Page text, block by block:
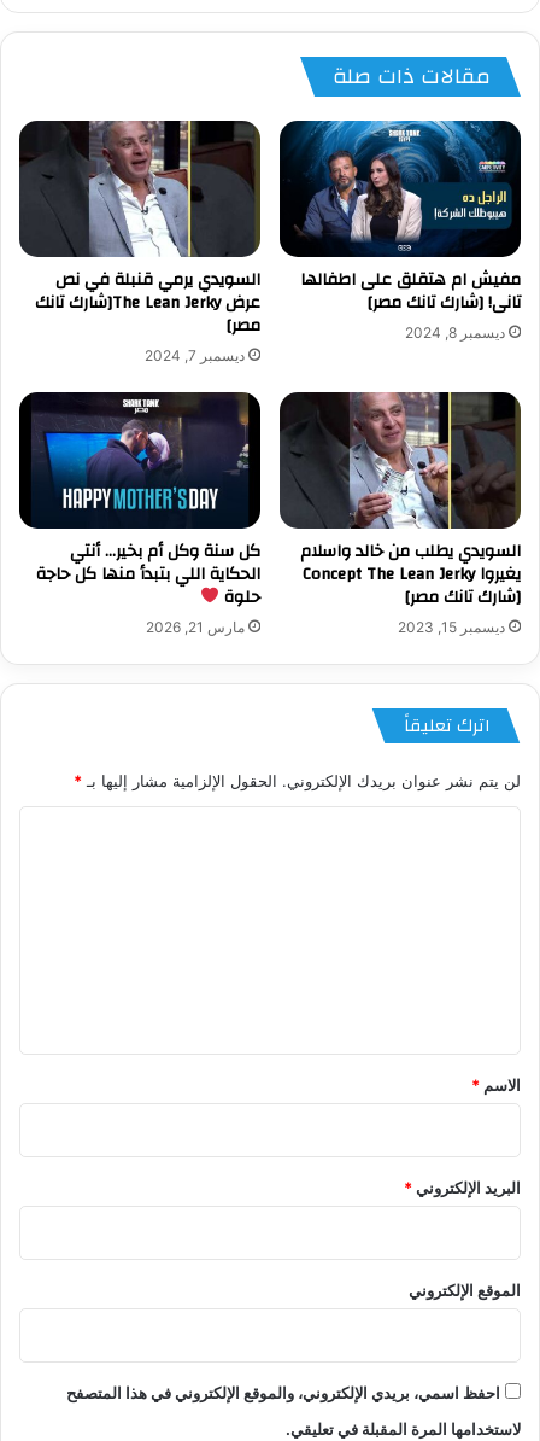
مقالات ذات صلة
مفيش ام هتقلق على اطفالها
تانى! [شارك تانك مصر]
ديسمبر 8, 2024
السويدي يرمي قنبلة في نص
عرض The Lean Jerky[شارك تانك
مصر]
ديسمبر 7, 2024
السويدي يطلب من خالد واسلام
يغيروا Concept The Lean Jerky
[شارك تانك مصر]
ديسمبر 15, 2023
كل سنة وكل أم بخير… أنتي
الحكاية اللي بتبدأ منها كل حاجة
حلوة
مارس 21, 2026
اترك تعليقاً
لن يتم نشر عنوان بريدك الإلكتروني. الحقول الإلزامية مشار إليها بـ *
*
الاسم *
البريد الإلكتروني*
الموقع الإلكتروني
احفظ اسمي، بريدي الإلكتروني، والموقع الإلكتروني في هذا المتصفح
لاستخدامها المرة المقبلة في تعليقي.